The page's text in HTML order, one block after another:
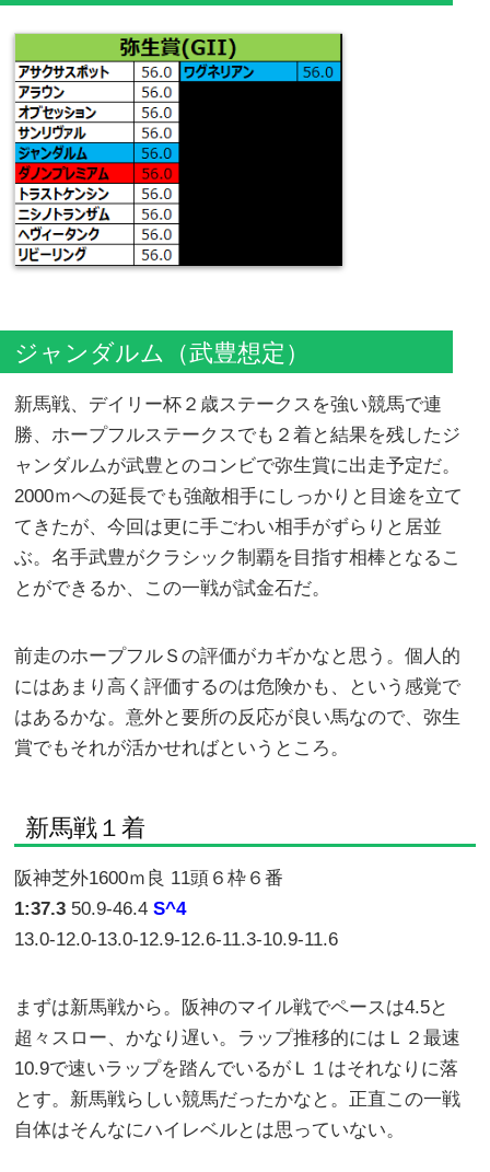
ジャンダルム（武豊想定）
新馬戦、デイリー杯２歳ステークスを強い競馬で連
勝、ホープフルステークスでも２着と結果を残したジ
ャンダルムが武豊とのコンビで弥生賞に出走予定だ。
2000ｍへの延長でも強敵相手にしっかりと目途を立て
てきたが、今回は更に手ごわい相手がずらりと居並
ぶ。名手武豊がクラシック制覇を目指す相棒となるこ
とができるか、この一戦が試金石だ。
前走のホープフルＳの評価がカギかなと思う。個人的
にはあまり高く評価するのは危険かも、という感覚で
はあるかな。意外と要所の反応が良い馬なので、弥生
賞でもそれが活かせればというところ。
新馬戦１着
阪神芝外1600ｍ良 11頭６枠６番
1:37.3 50.9-46.4S^4
13.0-12.0-13.0-12.9-12.6-11.3-10.9-11.6
まずは新馬戦から。阪神のマイル戦でペースは4.5と
超々スロー、かなり遅い。ラップ推移的にはＬ２最速
10.9で速いラップを踏んでいるがＬ１はそれなりに落
とす。新馬戦らしい競馬だったかなと。正直この一戦
自体はそんなにハイレベルとは思っていない。